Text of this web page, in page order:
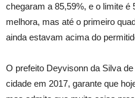
chegaram a 85,59%, e o limite é
melhora, mas até o primeiro
ainda estavam acima do
O prefeito Deyvisonn da Silva
cidade em 2017, garante que